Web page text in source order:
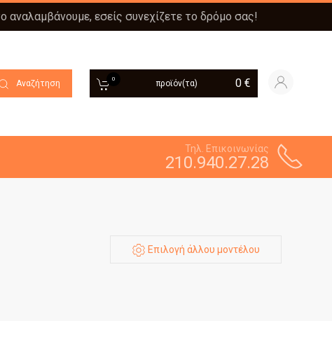
εσείς συνεχίζετε το δρόμο σας!
Αναζήτηση 0 προϊόν(τα) 0 €
Τηλ. Επικοινωνίας
210.940.27.28
Επιλογή άλλου μοντέλου